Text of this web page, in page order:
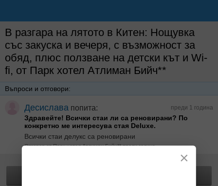
В разгара на лятото в Китен: Нощувка
със закуска и вечеря, с възможност за
обяд, плюс ползване на детски кът и Wi-
fi, от Парк хотел Атлиман Бийч**
Въпроси и отговори:
преди 1 година
Десислава попита:
Здравейте! Всички стаи ли са реновирани? По
конкретнo ме интересува стая Deluxe.
Всички стаи делукс са реновирани
Отговор от Парк хотел Атлиман Бийч** преди година
×